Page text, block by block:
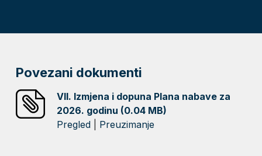
Povezani dokumenti
VII. Izmjena i dopuna Plana nabave za
2026. godinu (0.04 MB)
Pregled
Preuzimanje